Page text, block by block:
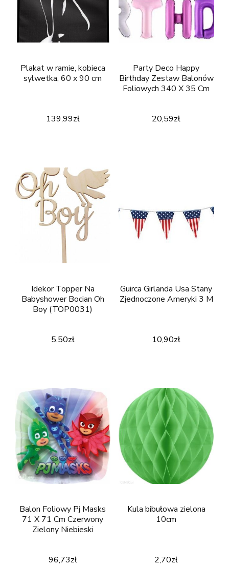
Plakat w ramie, kobieca
sylwetka, 60 x 90 cm
139,99zł
Party Deco Happy
Birthday Zestaw Balonów
Foliowych 340 X 35 Cm
20,59zł
Idekor Topper Na
Babyshower Bocian Oh
Boy (TOP0031)
5,50zł
Guirca Girlanda Usa Stany
Zjednoczone Ameryki 3 M
10,90zł
Balon Foliowy Pj Masks
71 X 71 Cm Czerwony
Zielony Niebieski
96,73zł
Kula bibułowa zielona
10cm
2,70zł